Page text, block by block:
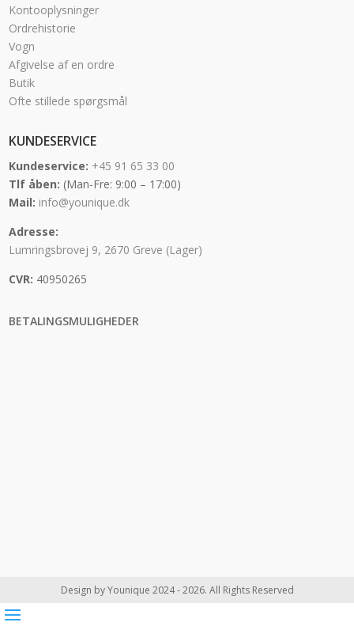
Kontooplysninger
Ordrehistorie
Vogn
Afgivelse af en ordre
Butik
Ofte stillede spørgsmål
KUNDESERVICE
Kundeservice: +45 91 65 33 00
Tlf åben: (Man-Fre: 9:00 – 17:00)
Mail: info@younique.dk
Adresse:
Lumringsbrovej 9, 2670 Greve (Lager)
CVR: 40950265
BETALINGSMULIGHEDER
Design by Younique 2024 - 2026. All Rights Reserved